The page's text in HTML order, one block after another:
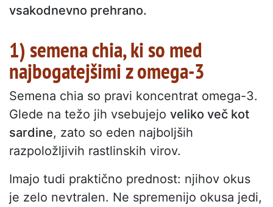
vsakodnevno prehrano.
1) semena chia, ki so med
najbogatejšimi z omega-3
Semena chia so pravi koncentrat omega-3.
Glede na težo jih vsebujejo veliko več kot
sardine, zato so eden najboljših
razpoložljivih rastlinskih virov.
Imajo tudi praktično prednost: njihov okus
je zelo nevtralen. Ne spremenijo okusa jedi,